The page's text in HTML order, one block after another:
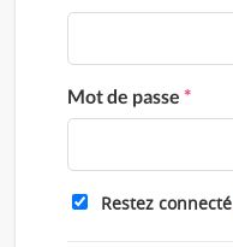
Mot de passe *
Restez connecté